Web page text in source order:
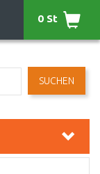
SUCHEN
0 St